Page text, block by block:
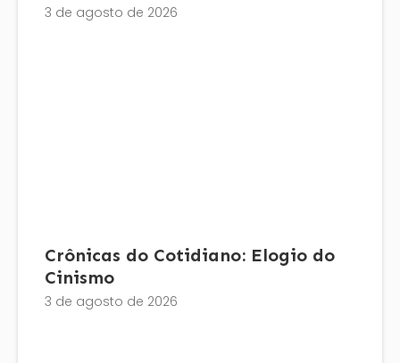
3 de agosto de 2026
Crônicas do Cotidiano: Elogio do
Cinismo
3 de agosto de 2026